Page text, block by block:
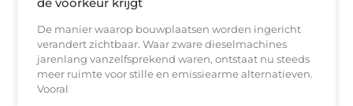
De manier waarop bouwplaatsen worden ingericht
verandert zichtbaar. Waar zware dieselmachines
jarenlang vanzelfsprekend waren, ontstaat nu steeds
meer ruimte voor stille en emissiearme alternatieven.
Vooral